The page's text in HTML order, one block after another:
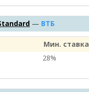
— ВТБ
Мин. ставка
28%